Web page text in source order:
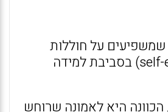
על חוללות
עצמית (self-efficacy) בסביבת למידה
היא לאמונה שרוחש